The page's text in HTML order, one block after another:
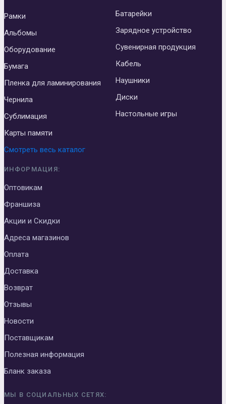
Рамки
Альбомы
Оборудование
Бумага
Пленка для ламинирования
Чернила
Сублимация
Карты памяти
Батарейки
Зарядное устройство
Сувенирная продукция
Кабель
Наушники
Диски
Настольные игры
Смотреть весь каталог
ИНФОРМАЦИЯ:
Оптовикам
Франшиза
Акции и Скидки
Адреса магазинов
Оплата
Доставка
Возврат
Отзывы
Новости
Поставщикам
Полезная информация
Бланк заказа
МЫ В СОЦИАЛЬНЫХ СЕТЯХ: